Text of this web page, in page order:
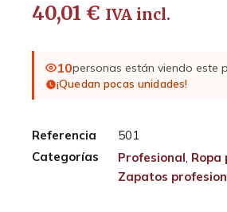
40,01 € IVA incl.
10personas están viendo este
¡Quedan pocas unidades!
Referencia
501
Categorías
Profesional, Ropa
Zapatos